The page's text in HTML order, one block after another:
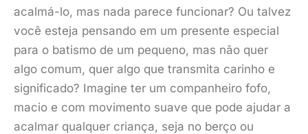
acalmá-lo, mas nada parece funcionar? Ou talvez
você esteja pensando em um presente especial
para o batismo de um pequeno, mas não quer
algo comum, quer algo que transmita carinho e
significado? Imagine ter um companheiro fofo,
macio e com movimento suave que pode ajudar a
acalmar qualquer criança, seja no berço ou